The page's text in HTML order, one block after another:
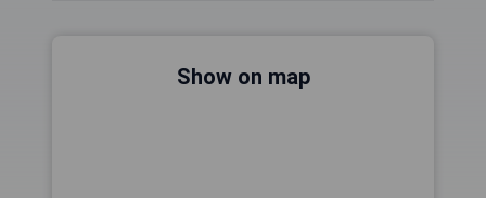
Show on map